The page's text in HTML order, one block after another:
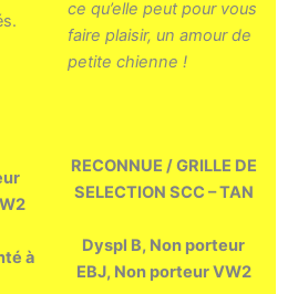
à
ce qu’elle peut pour vous
faire plaisir, un amour de
petite chienne !
RECONNUE / GRILLE DE
SELECTION SCC – TAN
Dyspl B, Non porteur
EBJ, Non porteur VW2